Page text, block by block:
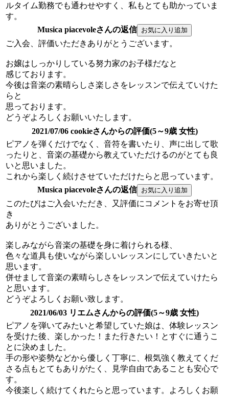
ルタイム勤務でも通わせやすく、私もとても助かっていま
す。
Musica piacevoleさんの返信
ご入会、評価いただきありがとうございます。
お嬢はしっかりしている努力家のお子様だなと
感じております。
今後は音楽の素晴らしさ楽しさをレッスンで伝えていけた
らと
思っております。
どうぞよろしくお願いいたします。
2021/07/06 cookieさんからの評価(5～9歳 女性)
ピアノを弾くだけでなく、音符を書いたり、声に出して歌
ったりと、音楽の基礎から教えていただけるのがとても良
いと思いました。
これから楽しく続けさせていただけたらと思っています。
Musica piacevoleさんの返信
このたびはご入会いただき、又評価にコメントをお寄せ頂
き
ありがとうございました。
楽しみながら音楽の基礎を身に着けられる様、
色々な道具も使いながら楽しいレッスンにしていきたいと
思います。
併せまして音楽の素晴らしさをレッスンで伝えていけたら
と思います。
どうぞよろしくお願い致します。
2021/06/03 リエムさんからの評価(5～9歳 女性)
ピアノを弾いてみたいと希望していた娘は、体験レッスン
を受けた後、楽しかった！また行きたい！とすぐに通うこ
とに決めました。
手の形や姿勢などから優しく丁寧に、根気強く教えてくだ
さる点もとてもありがたく、見学自由であることも安心で
す。
今後楽しく続けてくれたらと思っています。よろしくお願